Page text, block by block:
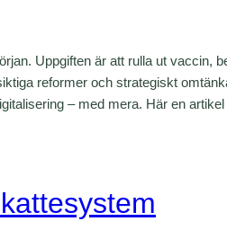
Uppgiften är att rulla ut vaccin,
reformer och strategiskt
– med mera. Här en